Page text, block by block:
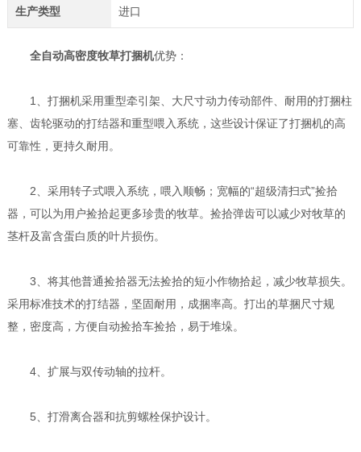
生产类型 进口
全自动高密度牧草打捆机优势：
1、打捆机采用重型牵引架、大尺寸动力传动部件、耐用的打捆柱
塞、齿轮驱动的打结器和重型喂入系统，这些设计保证了打捆机的高
可靠性，更持久耐用。
2、采用转子式喂入系统，喂入顺畅；宽幅的“超级清扫式”捡拾
器，可以为用户捡拾起更多珍贵的牧草。捡拾弹齿可以减少对牧草的
茎杆及富含蛋白质的叶片损伤。
3、将其他普通捡拾器无法捡拾的短小作物拾起，减少牧草损失。
采用标准技术的打结器，坚固耐用，成捆率高。打出的草捆尺寸规
整，密度高，方便自动捡拾车捡拾，易于堆垛。
4、扩展与双传动轴的拉杆。
5、打滑离合器和抗剪螺栓保护设计。